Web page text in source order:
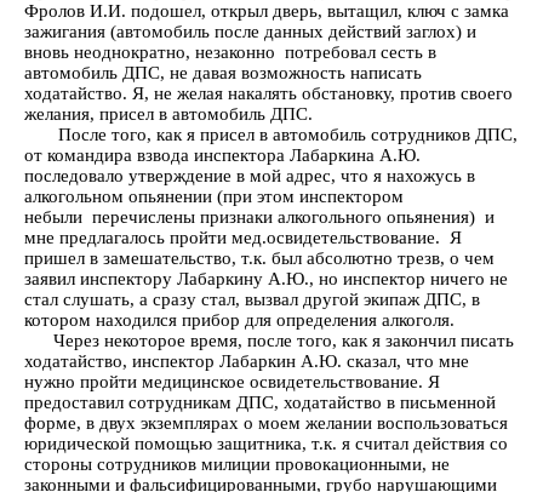
Фролов И.И. подошел, открыл дверь, вытащил, ключ с замка
зажигания (автомобиль после данных действий заглох) и
вновь неоднократно, незаконно потребовал сесть в
автомобиль ДПС, не давая возможность написать
ходатайство. Я, не желая накалять обстановку, против своего
желания, присел в автомобиль ДПС.
После того, как я присел в автомобиль сотрудников ДПС,
от командира взвода инспектора Лабаркина А.Ю.
последовало утверждение в мой адрес, что я нахожусь в
алкогольном опьянении (при этом инспектором
небыли перечислены признаки алкогольного опьянения) и
мне предлагалось пройти мед.освидетельствование. Я
пришел в замешательство, т.к. был абсолютно трезв, о чем
заявил инспектору Лабаркину А.Ю., но инспектор ничего не
стал слушать, а сразу стал, вызвал другой экипаж ДПС, в
котором находился прибор для определения алкоголя.
Через некоторое время, после того, как я закончил писать
ходатайство, инспектор Лабаркин А.Ю. сказал, что мне
нужно пройти медицинское освидетельствование. Я
предоставил сотрудникам ДПС, ходатайство в письменной
форме, в двух экземплярах о моем желании воспользоваться
юридической помощью защитника, т.к. я считал действия со
стороны сотрудников милиции провокационными, не
законными и фальсифицированными, грубо нарушающими